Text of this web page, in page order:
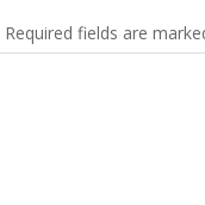
Required fields are